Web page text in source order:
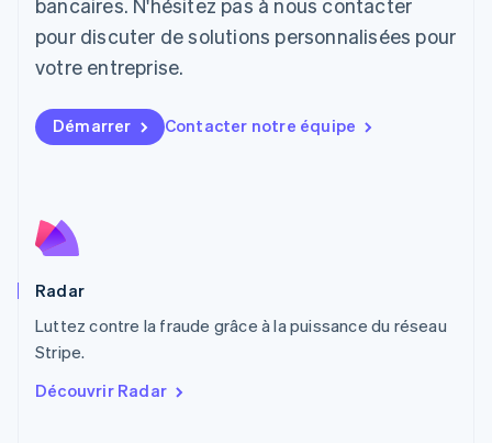
bancaires. N'hésitez pas à nous contacter
pour discuter de solutions personnalisées pour
votre entreprise.
Démarrer Contacter notre équipe
Radar
Luttez contre la fraude grâce à la puissance du réseau
Stripe.
Découvrir Radar
Luxembourg
FrançaisDeutschEnglish
Malaisie
Malte
English
Mexique
Nouvelle-Zélande
English
Pays-Bas
Pologne
English
PortuguêsEnglish